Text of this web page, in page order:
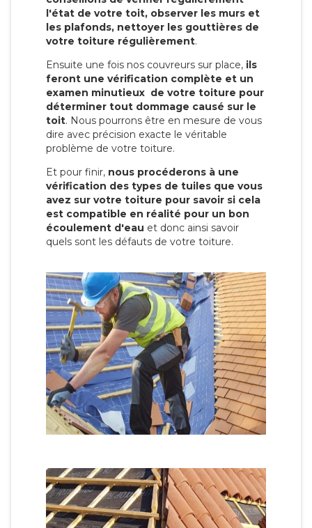
l'état de votre toit, observer les murs et
les plafonds, nettoyer les gouttières de
votre toiture régulièrement.
Ensuite une fois nos couvreurs sur place, ils
feront une vérification complète et un
examen minutieux de votre toiture pour
déterminer tout dommage causé sur le
toit. Nous pourrons être en mesure de vous
dire avec précision exacte le véritable
problème de votre toiture.
Et pour finir, nous procéderons à une
vérification des types de tuiles que vous
avez sur votre toiture pour savoir si cela
est compatible en réalité pour un bon
écoulement d'eau et donc ainsi savoir
quels sont les défauts de votre toiture.